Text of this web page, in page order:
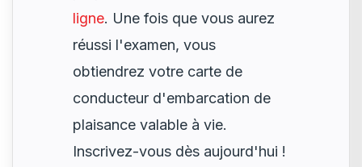
ligne. Une fois que vous aurez
réussi l'examen, vous
obtiendrez votre carte de
conducteur d'embarcation de
plaisance valable à vie.
Inscrivez-vous dès aujourd'hui !